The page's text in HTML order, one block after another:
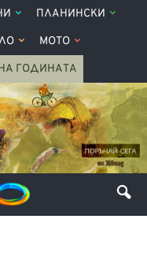
ПЛАНИНСКИ
МОТО
ГОДИНАТА